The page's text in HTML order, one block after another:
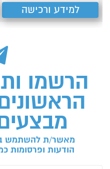
למידע ורכישה
הרשמו
מאשר/ת להשתמש
הודעות ופרסומות